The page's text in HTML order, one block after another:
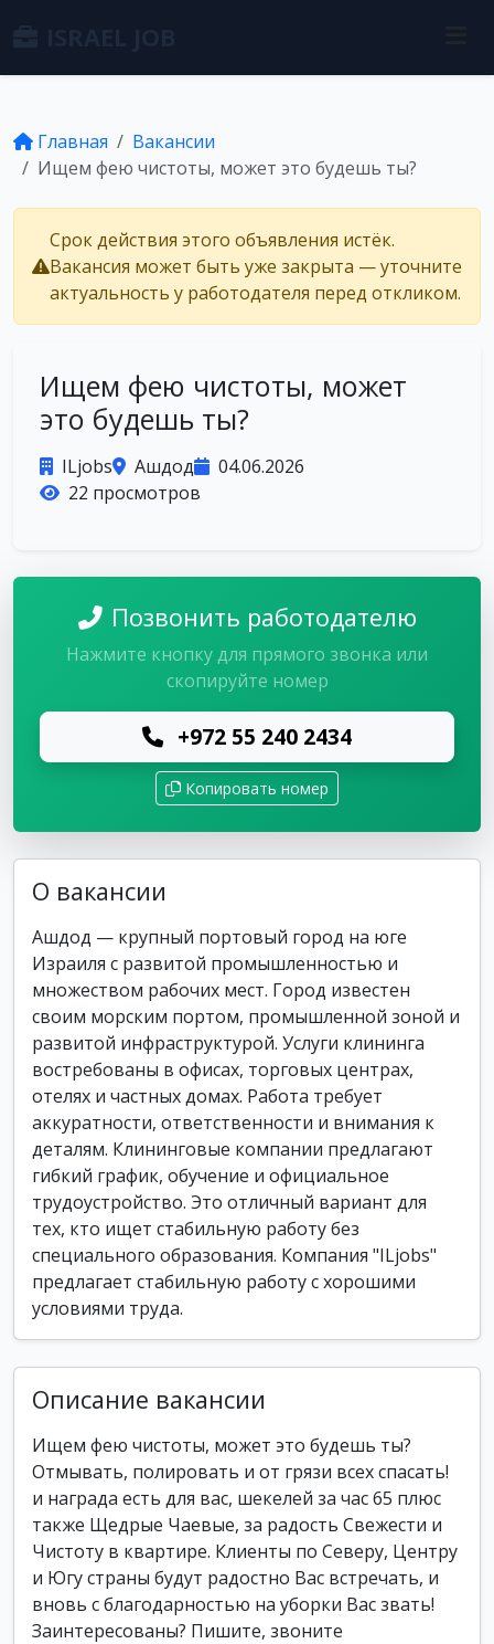
Главная
Вакансии
Ищем фею чистоты, может это будешь ты?
Срок действия этого объявления истёк.
Вакансия может быть уже закрыта — уточните
актуальность у работодателя перед откликом.
Ищем фею чистоты, может
это будешь ты?
ILjobs Ашдод
04.06.2026
22 просмотров
Позвонить работодателю
Нажмите кнопку для прямого звонка или
скопируйте номер
+972 55 240 2434
Копировать номер
О вакансии
Ашдод — крупный портовый город на юге
Израиля с развитой промышленностью и
множеством рабочих мест. Город известен
своим морским портом, промышленной зоной и
развитой инфраструктурой. Услуги клининга
востребованы в офисах, торговых центрах,
отелях и частных домах. Работа требует
аккуратности, ответственности и внимания к
деталям. Клининговые компании предлагают
гибкий график, обучение и официальное
трудоустройство. Это отличный вариант для
тех, кто ищет стабильную работу без
специального образования. Компания "ILjobs"
предлагает стабильную работу с хорошими
условиями труда.
Описание вакансии
Ищем фею чистоты, может это будешь ты?
Отмывать, полировать и от грязи всех спасать!
и награда есть для вас, шекелей за час 65 плюс
также Щедрые Чаевые, за радость Свежести и
Чистоту в квартире. Клиенты по Северу, Центру
и Югу страны будут радостно Вас встречать, и
вновь с благодарностью на уборки Вас звать!
Заинтересованы? Пишите, звоните